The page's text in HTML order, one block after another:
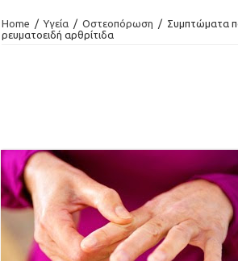
Home / Υγεία / Οστεοπόρωση / Συμπτώματα
ρευματοειδή αρθρίτιδα